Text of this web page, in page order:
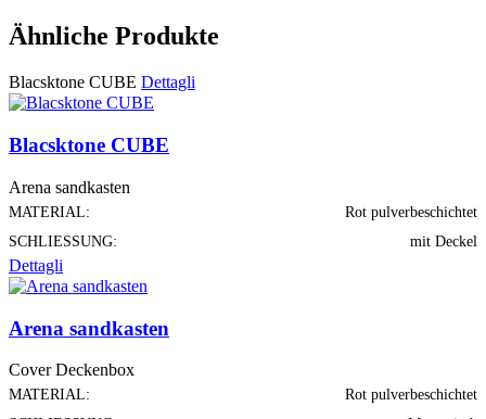
Ähnliche Produkte
Blacsktone CUBE Dettagli
Blacsktone CUBE
Arena sandkasten
MATERIAL:
Rot pulverbeschichtet
SCHLIESSUNG:
mit Deckel
Dettagli
Arena sandkasten
Cover Deckenbox
MATERIAL:
Rot pulverbeschichtet